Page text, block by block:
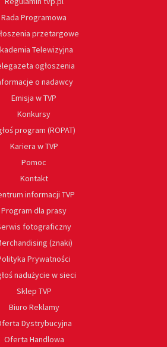
Rada Programowa
przetargowe
Telewizyjna
ogłoszenia
o nadawcy
Emisja w TVP
Konkursy
program (ROPAT)
Kariera w TVP
Pomoc
Kontakt
informacji TVP
Program dla prasy
fotograficzny
(znaki)
Prywatności
nadużycie w sieci
Sklep TVP
Biuro Reklamy
Dystrybucyjna
Oferta Handlowa